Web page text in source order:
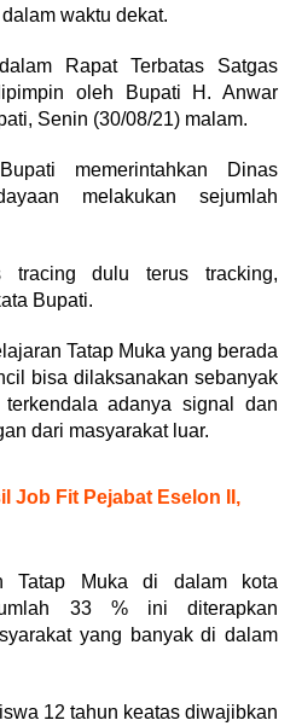
waktu dekat.
Rapat Terbatas Satgas
oleh Bupati H. Anwar
Senin (30/08/21) malam.
memerintahkan Dinas
melakukan sejumlah
tracing dulu terus tracking,
Bupati.
Tatap Muka yang berada
bisa dilaksanakan sebanyak
adanya signal dan
dari masyarakat luar.
Job Fit Pejabat Eselon II,
Tatap Muka di dalam kota
33 % ini diterapkan
yang banyak di dalam
12 tahun keatas diwajibkan